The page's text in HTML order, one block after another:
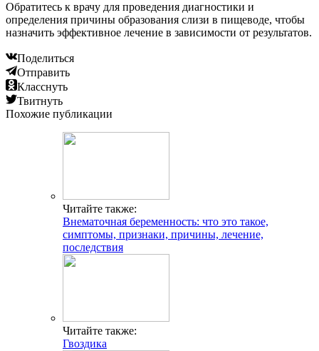
Обратитесь к врачу для проведения диагностики и
определения причины образования слизи в пищеводе, чтобы
назначить эффективное лечение в зависимости от результатов.
Поделиться
Отправить
Класснуть
Твитнуть
Похожие публикации
Читайте также:
Внематочная беременность: что это такое,
симптомы, признаки, причины, лечение,
последствия
Читайте также:
Гвоздика